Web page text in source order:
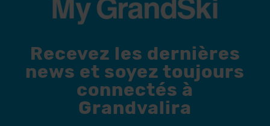
Recevez les dernières
news et soyez toujours
connectés à
Grandvalira